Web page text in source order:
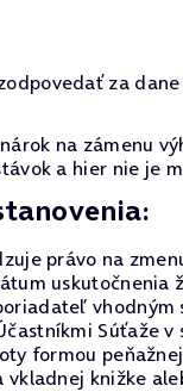
za
na zámenu
a hier nie je
právo na
uskutočnenia
Súťaže
formou
knižke